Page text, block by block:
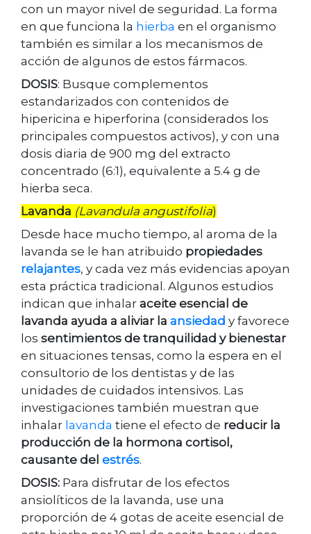
con un mayor nivel de seguridad. La forma
en que funciona la hierba en el organismo
también es similar a los mecanismos de
acción de algunos de estos fármacos.
DOSIS: Busque complementos
estandarizados con contenidos de
hipericina e hiperforina (considerados los
principales compuestos activos), y con una
dosis diaria de 900 mg del extracto
concentrado (6:1), equivalente a 5.4 g de
hierba seca.
Lavanda (Lavandula angustifolia)
Desde hace mucho tiempo, al aroma de la
lavanda se le han atribuido propiedades
relajantes, y cada vez más evidencias apoyan
esta práctica tradicional. Algunos estudios
indican que inhalar aceite esencial de
lavanda ayuda a aliviar la ansiedad y favorece
los sentimientos de tranquilidad y bienestar
en situaciones tensas, como la espera en el
consultorio de los dentistas y de las
unidades de cuidados intensivos. Las
investigaciones también muestran que
inhalar lavanda tiene el efecto de reducir la
producción de la hormona cortisol,
causante del estrés.
DOSIS: Para disfrutar de los efectos
ansiolíticos de la lavanda, use una
proporción de 4 gotas de aceite esencial de